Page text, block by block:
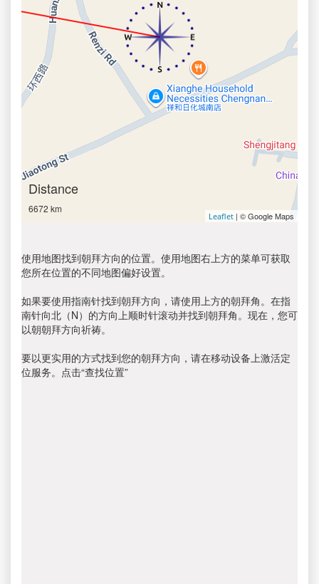
Distance
6672 km
Leaflet | © Google Maps
使用地图找到朝拜方向的位置。使用地图右上方的菜单可获取
您所在位置的不同地图偏好设置。
如果要使用指南针找到朝拜方向，请使用上方的朝拜角。在指
南针向北（N）的方向上顺时针滚动并找到朝拜角。现在，您可
以朝朝拜方向祈祷。
要以更实用的方式找到您的朝拜方向，请在移动设备上激活定
位服务。点击“查找位置”